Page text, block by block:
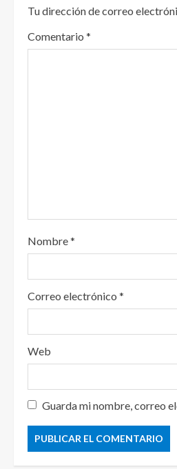
l
e
Tu dirección de correo
Comentario *
Nombre*
Correo electrónico *
Web
Guarda mi nombre, correo